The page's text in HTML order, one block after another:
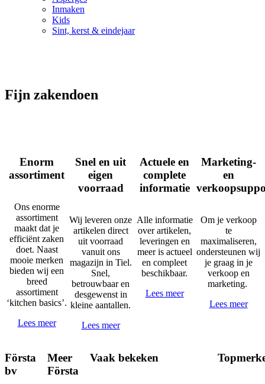
Inmaken
Kids
Sint, kerst & eindejaar
Fijn zakendoen
Enorm
assortiment
Ons enorme
assortiment
maakt dat je
efficiënt zaken
doet. Naast
mooie merken
bieden wij een
breed
assortiment
‘kitchen basics’.
Lees meer
Snel en uit
eigen
voorraad
Wij leveren onze
artikelen direct
uit voorraad
vanuit ons
magazijn in Tiel.
Snel,
betrouwbaar en
desgewenst in
kleine aantallen.
Lees meer
Actuele en
complete
informatie
Alle informatie
over artikelen,
leveringen en
meer is actueel
en compleet
beschikbaar.
Lees meer
Marketing-
en
Om je verkoop
te
maximaliseren,
ondersteunen wij
je graag in je
verkoop en
marketing.
Lees meer
Första
bv
Meer
Första
Vaak bekeken